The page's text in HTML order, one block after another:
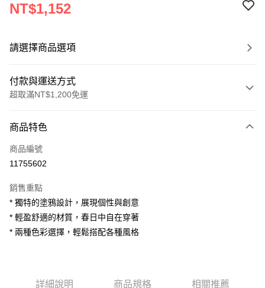
NT$1,152
請選擇商品選項
付款與運送方式
超取滿NT$1,200免運
信用卡一次付款
超商取貨付款
Apple Pay
街口支付
相關說明
商品特色
商品編號
11755602
銷售重點
* 獨特的塗鴉設計，展現個性與創意
* 輕盈舒適的材質，春日中自在穿著
* 兩種色彩選擇，輕鬆搭配各種風格
詳細說明 商品規格 相關推薦